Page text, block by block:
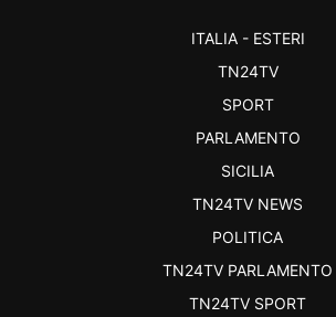
ITALIA - ESTERI
TN24TV
SPORT
PARLAMENTO
SICILIA
TN24TV NEWS
POLITICA
TN24TV PARLAMENTO
TN24TV SPORT